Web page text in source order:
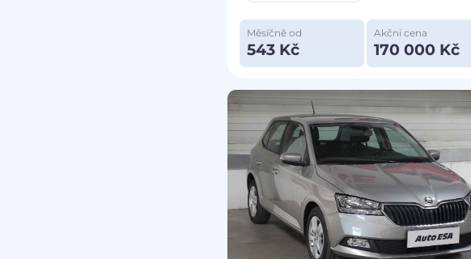
Měsíčně od
543 Kč
Akční cena
170 000 Kč